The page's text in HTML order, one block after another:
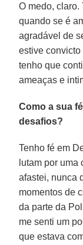
O medo, claro.
quando se é
agradável de
estive
tenho que
ameaças e
Como a sua
desafios?
Tenho fé em
lutam por
afastei, nunca
momentos de
da parte da
me senti um
que estava